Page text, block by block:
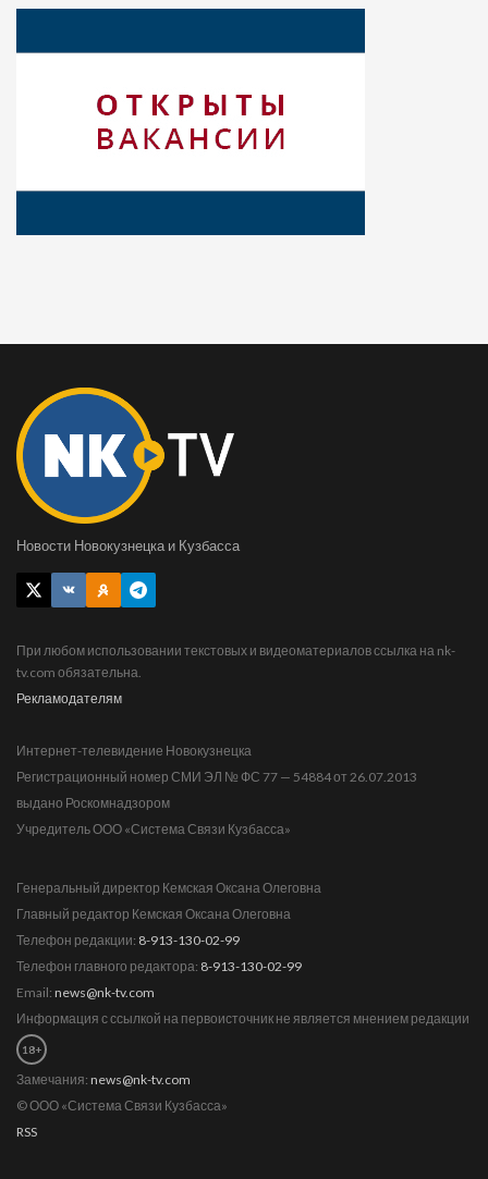
Новости Новокузнецка и Кузбасса
При любом использовании текстовых и видеоматериалов ссылка на nk-
tv.com обязательна.
Рекламодателям
Интернет-телевидение Новокузнецка
Регистрационный номер СМИ ЭЛ № ФС 77 — 54884 от 26.07.2013
выдано Роскомнадзором
Учредитель ООО «Система Связи Кузбасса»
Генеральный директор Кемская Оксана Олеговна
Главный редактор Кемская Оксана Олеговна
Телефон редакции: 8-913-130-02-99
Телефон главного редактора: 8-913-130-02-99
Email: news@nk-tv.com
Информация с ссылкой на первоисточник не является мнением редакции
18+
Замечания: news@nk-tv.com
© ООО «Система Связи Кузбасса»
RSS